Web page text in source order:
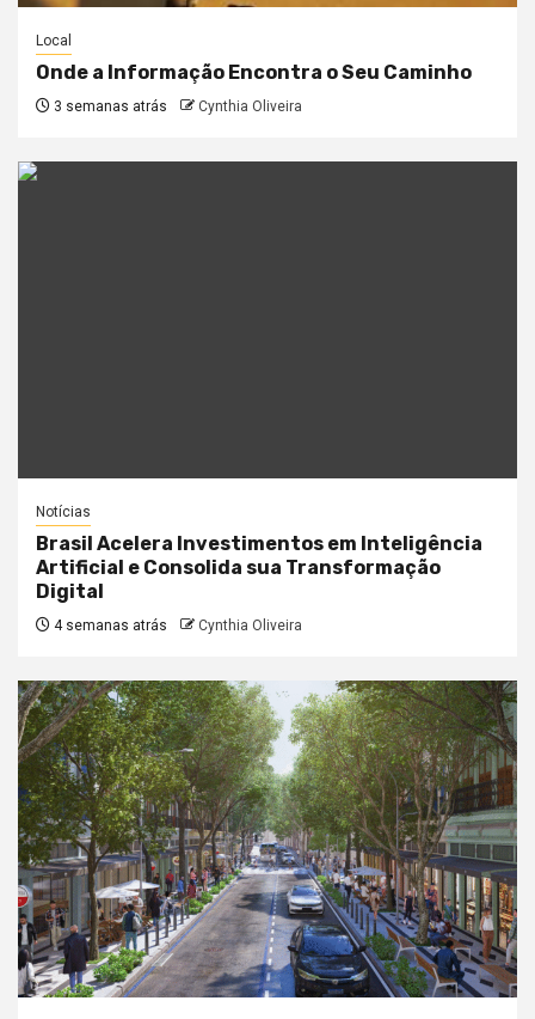
Local
Onde a Informação Encontra o Seu Caminho
3 semanas atrás Cynthia Oliveira
Notícias
Brasil Acelera Investimentos em Inteligência
Artificial e Consolida sua Transformação
Digital
4 semanas atrás Cynthia Oliveira